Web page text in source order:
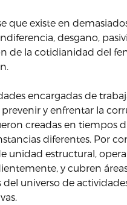
que existe en
desgano,
de la cotidianidad del
encargadas de
y enfrentar la
creadas en tiempos
diferentes. Por
unidad estructural,
y cubren
del universo de